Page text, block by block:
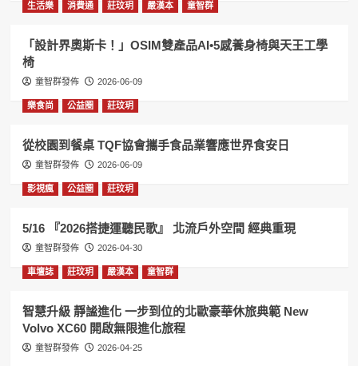
生活樂 消費通 莊玟玥 嚴漢本 童智群
「設計界奧斯卡！」OSIM雙產品AI•5感養身椅與天王工學
椅
童智群發佈 2026-06-09
樂食尚 公益圈 莊玟玥
從校園到餐桌 TQF協會攜手食品業響應世界食安日
童智群發佈 2026-06-09
影視瘋 公益圈 莊玟玥
5/16 『2026搭捷運聽民歌』 北流戶外空間 經典重現
童智群發佈 2026-04-30
車壇誌 莊玟玥 嚴漢本 童智群
智慧升級 靜謐進化 一步到位的北歐豪華休旅典範 New
Volvo XC60 開啟無限進化旅程
童智群發佈 2026-04-25